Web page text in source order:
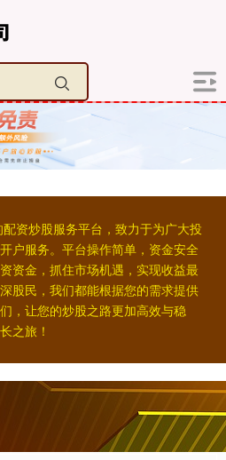
资炒股服务平台，致力于为广大投
户服务。平台操作简单，资金安全
资金，抓住市场机遇，实现收益最
股民，我们都能根据您的需求提供
，让您的炒股之路更加高效与稳
之旅！